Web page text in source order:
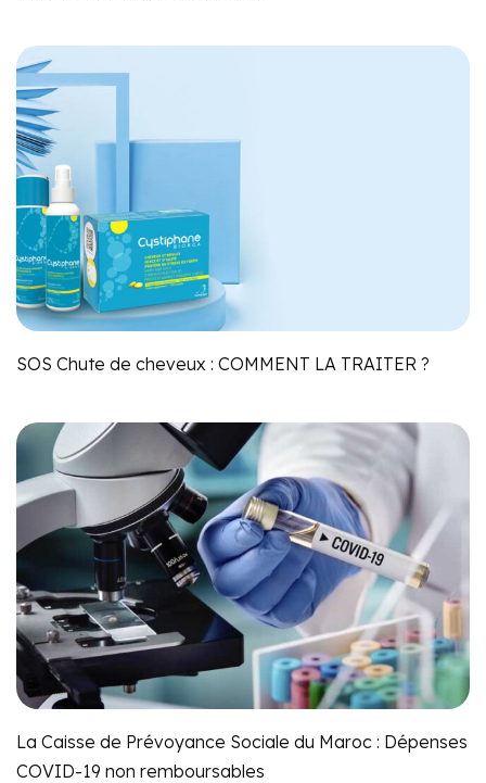
SOS Chute de cheveux : COMMENT LA TRAITER ?
La Caisse de Prévoyance Sociale du Maroc : Dépenses
COVID-19 non remboursables